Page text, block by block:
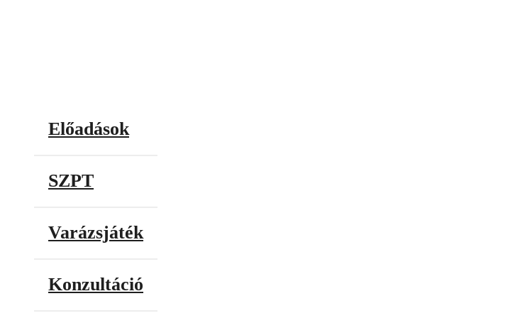
Előadások
SZPT
Varázsjáték
Konzultáció